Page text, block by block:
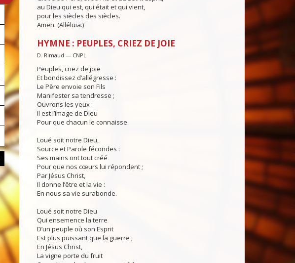
au Dieu qui est, qui était et qui vient,
pour les siècles des siècles.
Amen. (Alléluia.)
HYMNE : PEUPLES, CRIEZ DE JOIE
D. Rimaud — CNPL
Peuples, criez de joie
Et bondissez d’allégresse :
Le Père envoie son Fils
Manifester sa tendresse ;
Ouvrons les yeux :
Il est l’image de Dieu
Pour que chacun le connaisse.
Loué soit notre Dieu,
Source et Parole fécondes :
Ses mains ont tout créé
Pour que nos cœurs lui répondent ;
Par Jésus Christ,
Il donne l’être et la vie :
En nous sa vie surabonde.
Loué soit notre Dieu
Qui ensemence la terre
D’un peuple où son Esprit
Est plus puissant que la guerre ;
En Jésus Christ,
La vigne porte du fruit